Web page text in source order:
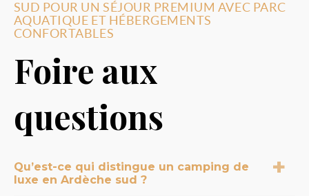
SUD POUR UN SÉJOUR PREMIUM AVEC PARC
AQUATIQUE ET HÉBERGEMENTS
CONFORTABLES
Foire aux
questions
Qu’est-ce qui distingue un camping de
luxe en Ardèche sud ?